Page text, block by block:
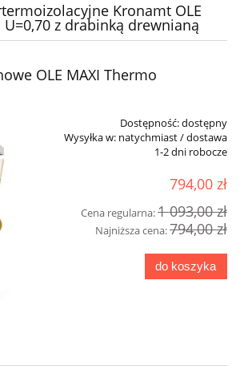
Kronamt OLE
U=0,70 z drabinką drewnianą
OLE MAXI Thermo
Dostępność:dostępny
Wysyłka w: natychmiast / dostawa
1-2 dni robocze
794,00 zł
Cena regularna:1 093,00 zł
Najniższa cena:794,00 zł
do koszyka